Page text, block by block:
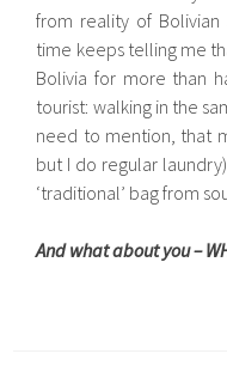
from reality of
time keeps telling me
Bolivia for more than
tourist: walking in the
need to mention, that
but I do regular
‘traditional’ bag from
And what about you –